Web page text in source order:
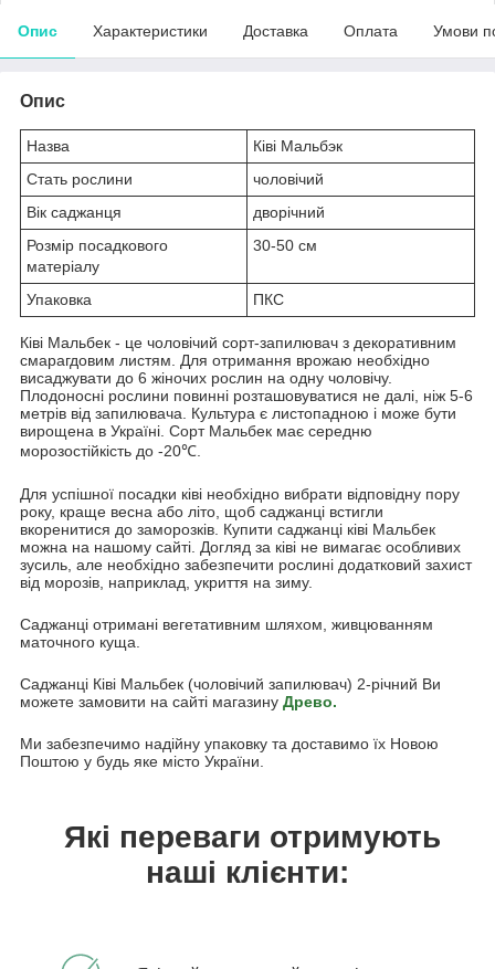
Опис Характеристики Доставка Оплата Умови
Опис
Назва
Ківі Мальбэк
Стать рослини
чоловічий
Вік саджанця
дворічний
Розмір посадкового
матеріалу
30-50 см
Упаковка ПКС
Ківі Мальбек - це чоловічий сорт-запилювач з декоративним
смарагдовим листям. Для отримання врожаю необхідно
висаджувати до 6 жіночих рослин на одну чоловічу.
Плодоносні рослини повинні розташовуватися не далі, ніж 5-6
метрів від запилювача. Культура є листопадною і може бути
вирощена в Україні. Сорт Мальбек має середню
морозостійкість до -20℃.
Для успішної посадки ківі необхідно вибрати відповідну пору
року, краще весна або літо, щоб саджанці встигли
вкоренитися до заморозків. Купити саджанці ківі Мальбек
можна на нашому сайті. Догляд за ківі не вимагає особливих
зусиль, але необхідно забезпечити рослині додатковий захист
від морозів, наприклад, укриття на зиму.
Саджанці отримані вегетативним шляхом, живцюванням
маточного куща.
Саджанці Ківі Мальбек (чоловічий запилювач) 2-річний Ви
можете замовити на сайті магазину Древо.
Ми забезпечимо надійну упаковку та доставимо їх Новою
Поштою у будь яке місто України.
Які переваги отримують
наші клієнти: